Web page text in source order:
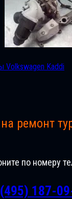
Volkswagen Kaddi
ремонт
по номеру
187-